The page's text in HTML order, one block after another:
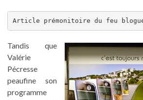
Article prémonitoire du feu
Tandis que
Valérie
Pécresse
peaufine son
programme